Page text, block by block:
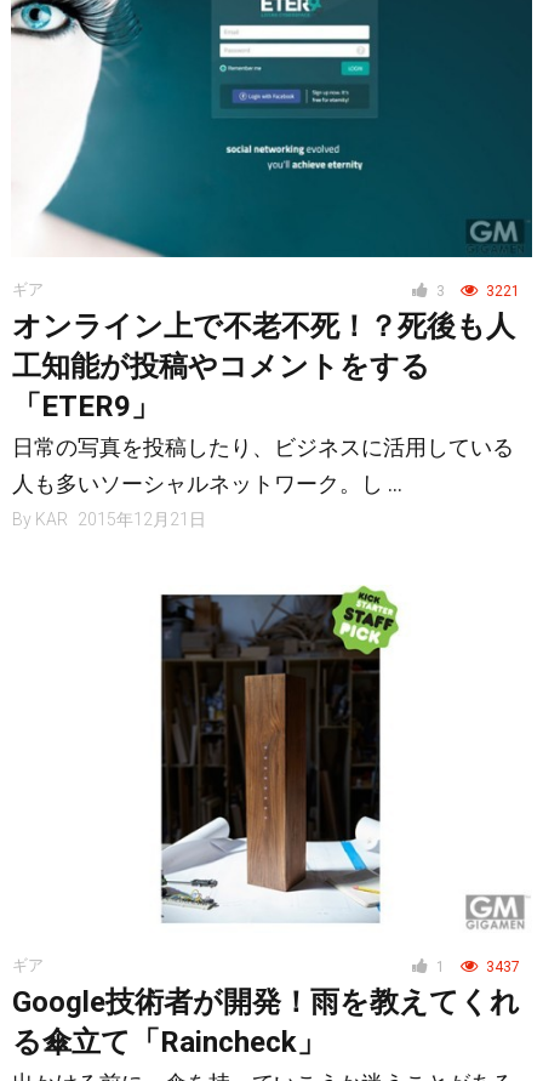
3 3221
ギア
オンライン上で不老不死！？死後も人
工知能が投稿やコメントをする
「ETER9」
日常の写真を投稿したり、ビジネスに活用している
人も多いソーシャルネットワーク。し …
By KAR 2015年12月21日
1 3437
ギア
Google技術者が開発！雨を教えてくれ
る傘立て「Raincheck」